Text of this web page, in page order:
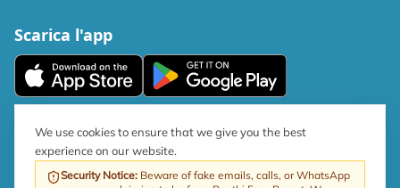
Scarica l'app
Come da direttiva governativa, l'aliquota GST sul turismo è ora del 17%.
We use cookies to ensure that we give you the best
experience on our website.
Security Notice: Beware of fake emails, calls, or WhatsApp